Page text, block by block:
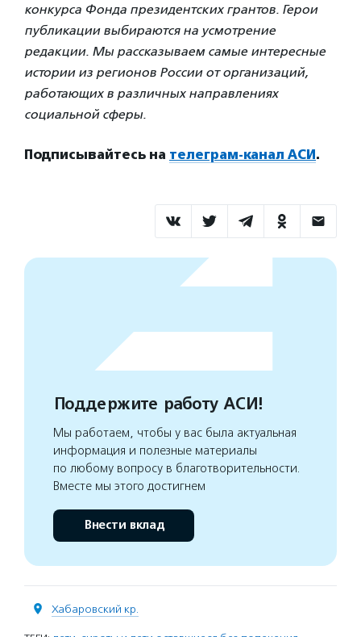
конкурса Фонда президентских грантов. Герои
публикации выбираются на усмотрение
редакции. Мы рассказываем самые интересные
истории из регионов России от организаций,
работающих в различных направлениях
социальной сферы.
Подписывайтесь на телеграм-канал АСИ.
Поддержите работу АСИ!
Мы работаем, чтобы у вас была актуальная
информация и полезные материалы
по любому вопросу в благотворительности.
Вместе мы этого достигнем
Внести вклад
Хабаровский кр.